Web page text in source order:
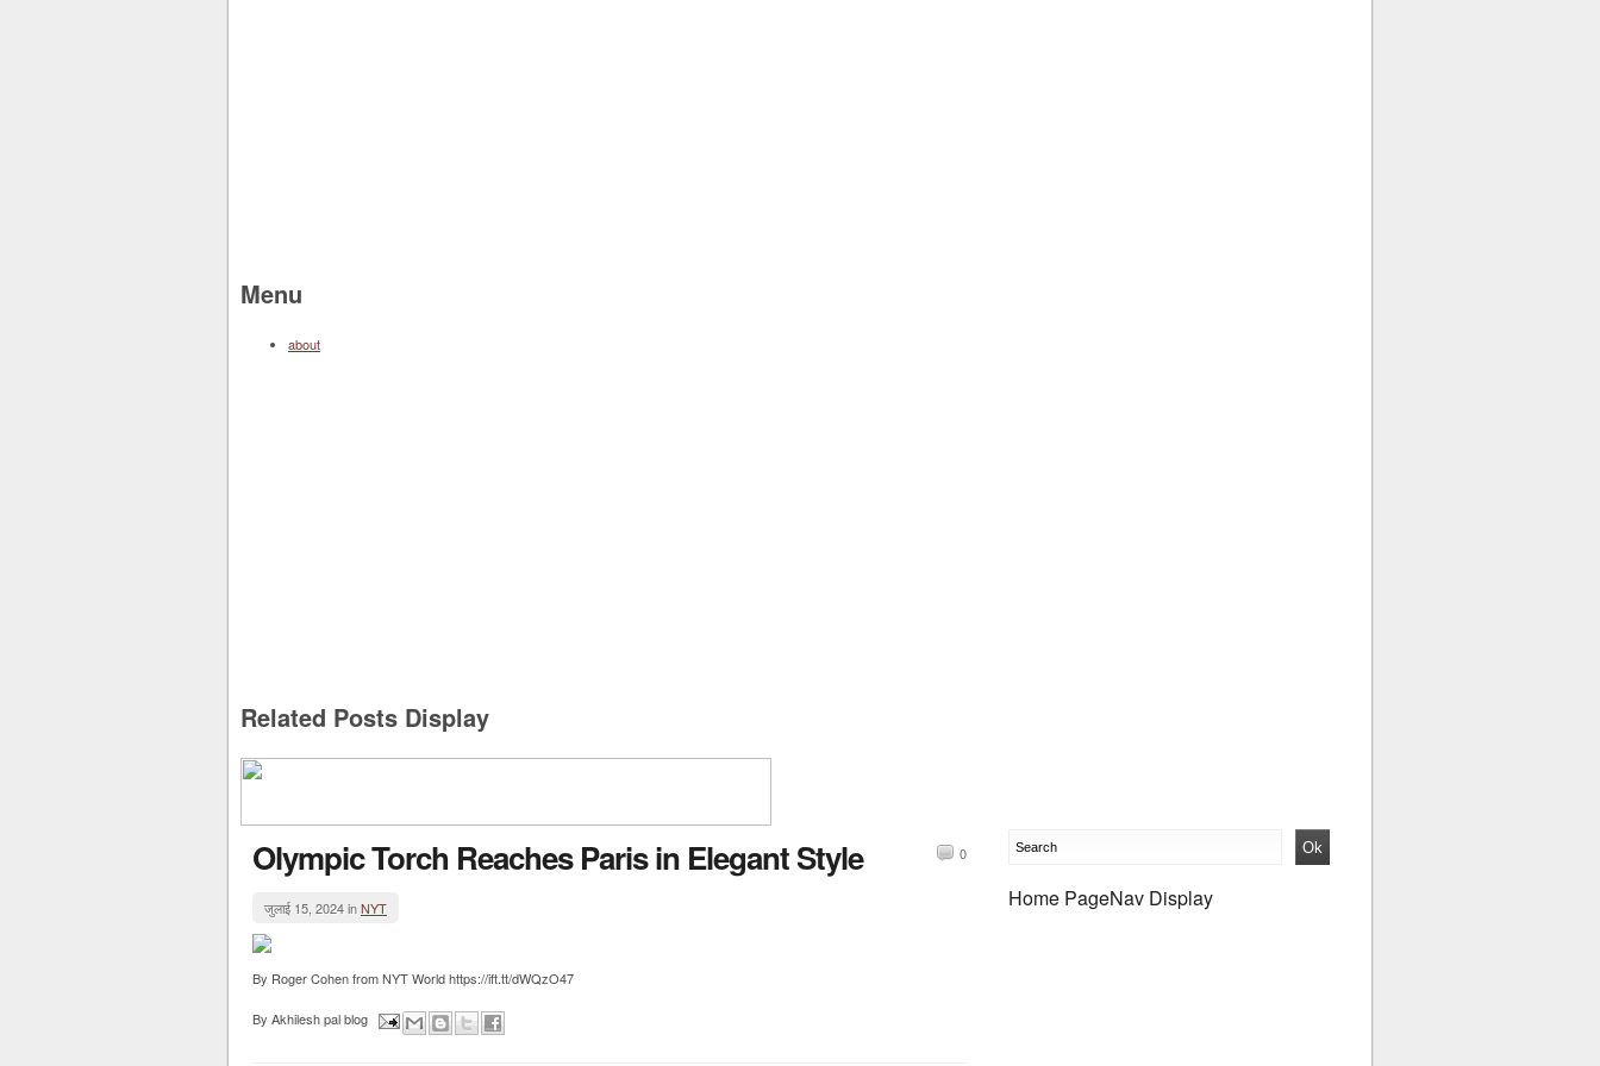
Menu
about
Related Posts Display
Olympic Torch Reaches Paris in Elegant Style 0
जुलाई 15, 2024 inNYT
By Roger Cohen from NYT World https://ift.tt/dWQzO47
By Akhilesh pal blog
Home PageNav Display